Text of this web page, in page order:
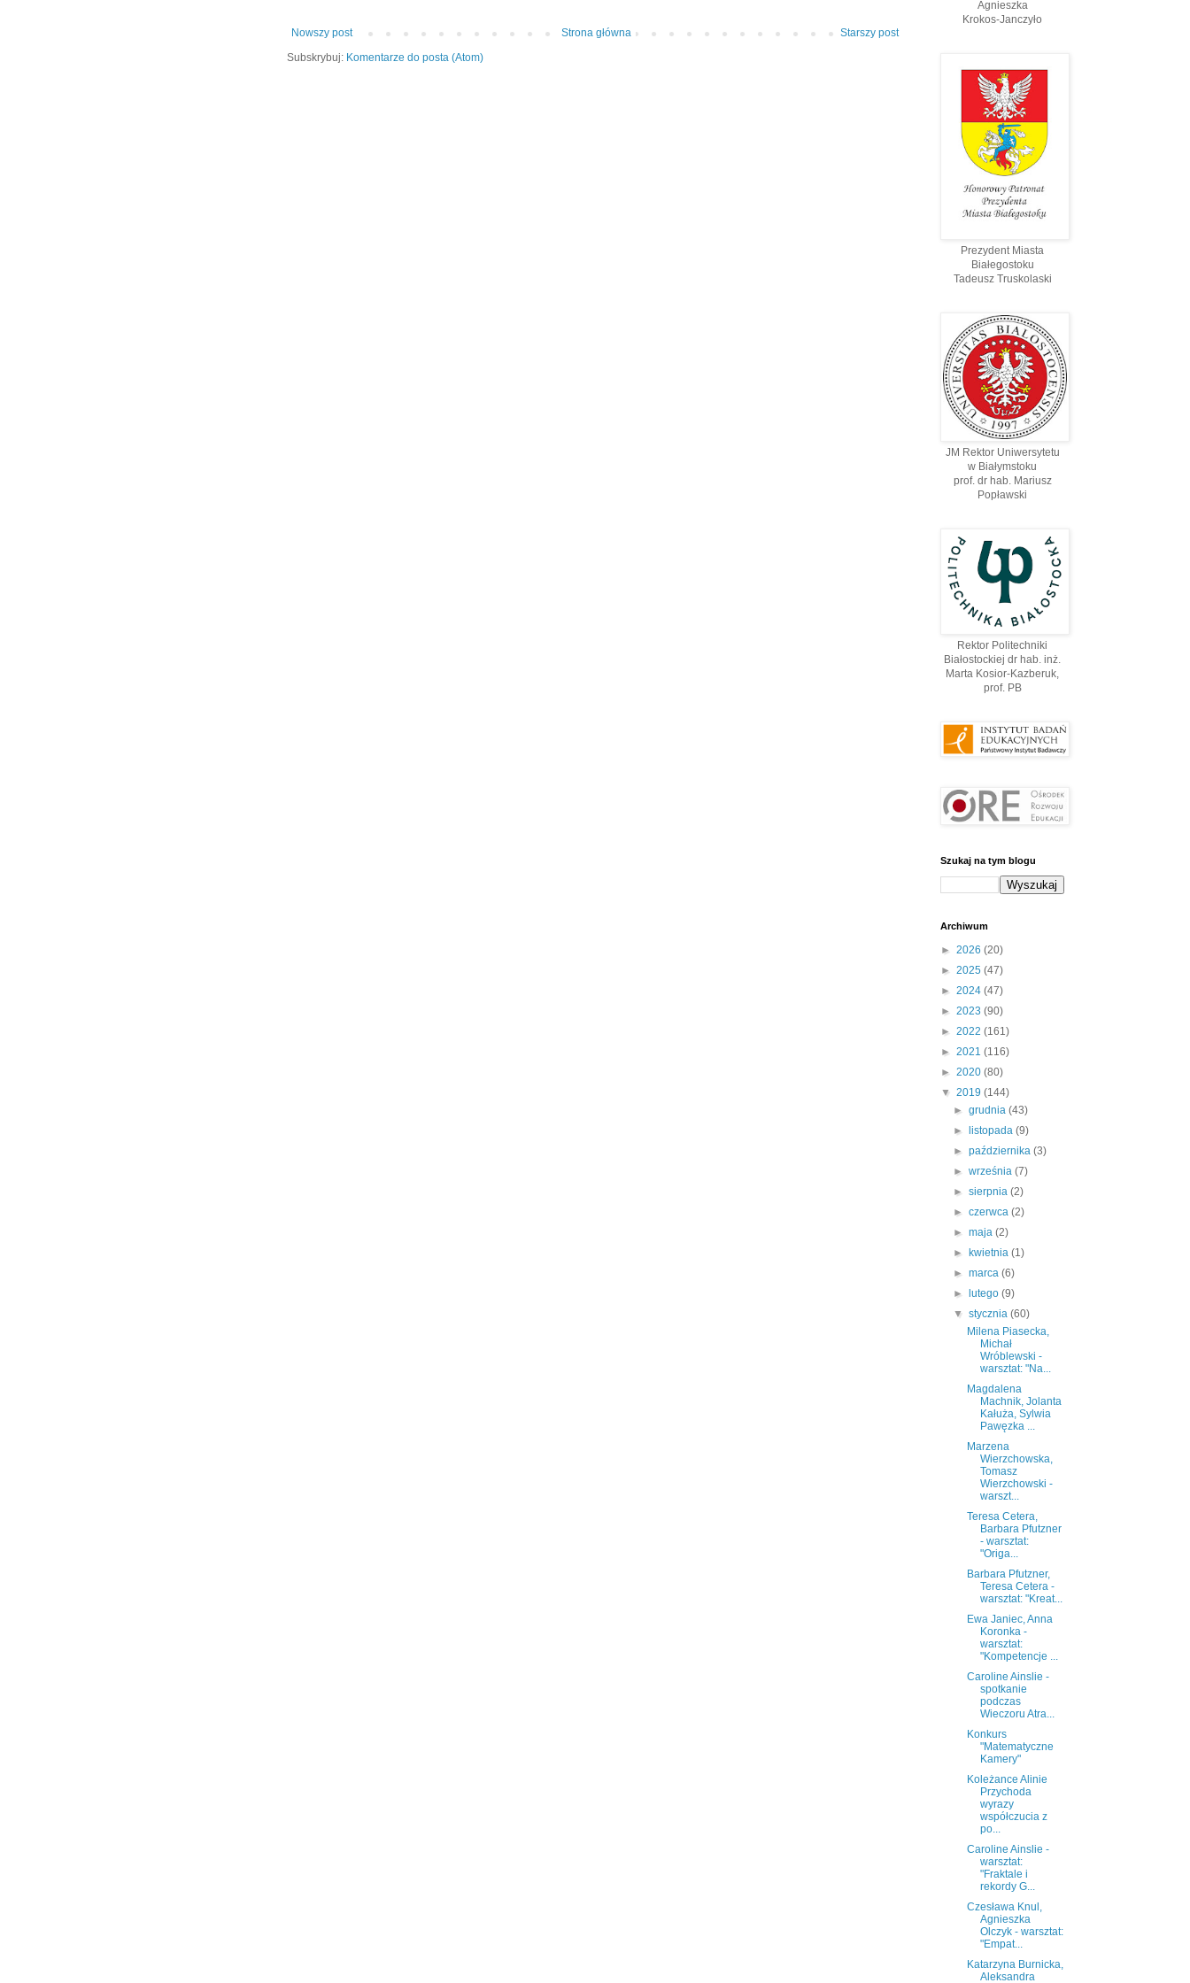
Nowszy post Starszy post
Strona główna
Subskrybuj: Komentarze do posta (Atom)
Agnieszka
Krokos-Janczyło
Prezydent Miasta
Białegostoku
Tadeusz Truskolaski
JM Rektor Uniwersytetu
w Białymstoku
prof. dr hab. Mariusz
Popławski
Rektor Politechniki
Białostockiej dr hab. inż.
Marta Kosior-Kazberuk,
prof. PВ
Szukaj na tym blogu
Archiwum
► 2026 (20)
► 2025 (47)
► 2024 (47)
► 2023 (90)
► 2022 (161)
► 2021 (116)
► 2020 (80)
▼ 2019 (144)
►grudnia(43)
►
listopada(9)
►października(3)
►września(7)
►sierpnia(2)
►czerwca(2)
►maja(2)
►
kwietnia(1)
►marca(6)
►
lutego(9)
▼stycznia(60)
Milena Piasecka,
Michał
Wróblewski -
warsztat: "Na...
Magdalena
Machnik, Jolanta
Kałuża, Sylwia
Pawęzka ...
Marzena
Wierzchowska,
Tomasz
Wierzchowski -
warszt...
Teresa Cetera,
Barbara Pfutzner
- warsztat:
"Origa...
Barbara Pfutzner,
Teresa Cetera -
warsztat: "Kreat...
Ewa Janiec, Anna
Koronka -
warsztat:
"Kompetencje ...
Caroline Ainslie -
spotkanie
podczas
Wieczoru Atra...
Konkurs
"Matematyczne
Kamery"
Koleżance Alinie
Przychoda
wyrazy
współczucia z
po...
Caroline Ainslie -
warsztat:
"Fraktale i
rekordy G...
Czesława Knul,
Agnieszka
Olczyk - warsztat:
"Empat...
Katarzyna Burnicka,
Aleksandra